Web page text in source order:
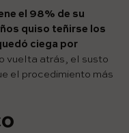
el 98% de su
quiso teñirse los
ciega por
vuelta atrás, el susto
el procedimiento más